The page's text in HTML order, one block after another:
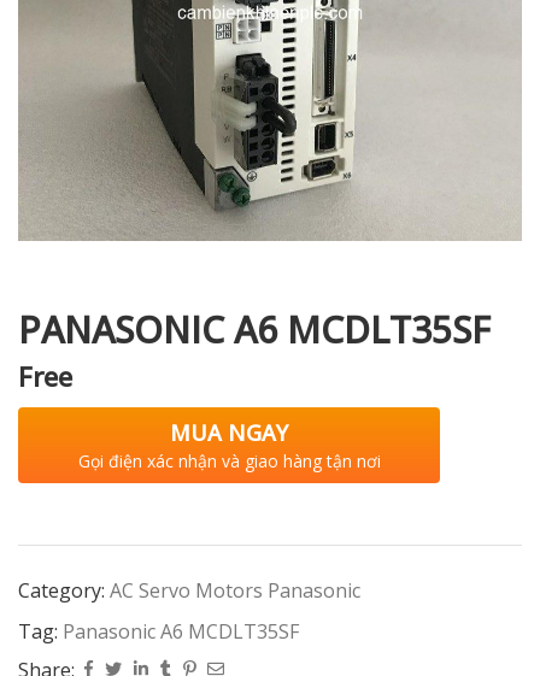
PANASONIC A6 MCDLT35SF
Free
MUA NGAY
Gọi điện xác nhận và giao hàng tận nơi
Category: AC Servo Motors Panasonic
Tag: Panasonic A6 MCDLT35SF
Share: